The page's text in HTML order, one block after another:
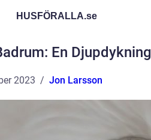
HUSFÖRALLA.se
En
2023 Jon Larsson